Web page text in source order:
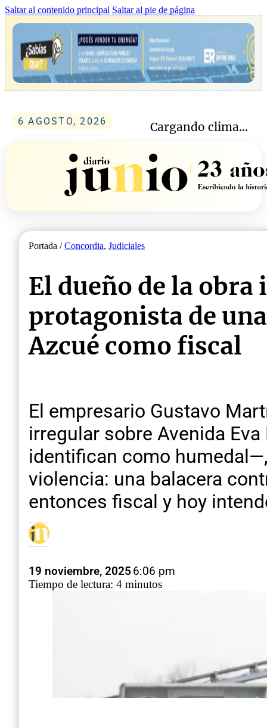
Saltar al contenido principal Saltar al pie de página
6 AGOSTO, 2026 Cargando clima...
Portada /Concordia, Judiciales
El dueño de la obra
protagonista de
Azcué como fiscal
El empresario Gustavo
irregular sobre Avenida
identifican como
violencia: una balacera
entonces fiscal y hoy
19 noviembre, 2025 6:06 pm
Tiempo de lectura: 4 minutos